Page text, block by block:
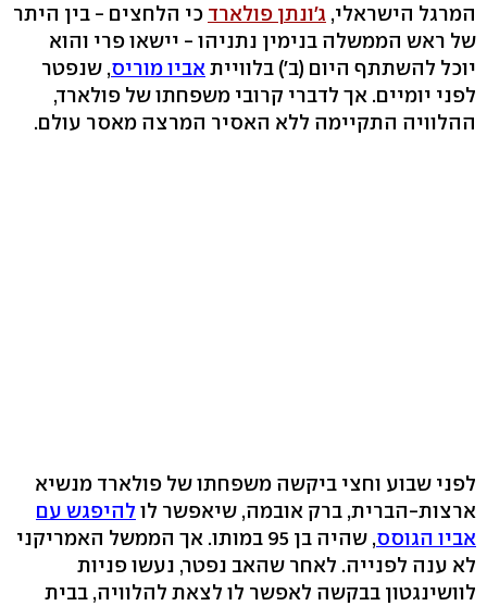
המרגל הישראלי, ג'ונתן פולארד כי הלחצים - בין היתר
של ראש הממשלה בנימין נתניהו - יישאו פרי והוא
יוכל להשתתף היום (ב') בלווייתאביו מוריס, שנפטר
לפני יומיים. אך לדברי קרובי משפחתו של פולארד,
ההלוויה התקיימה ללא האסיר המרצה מאסר עולם.
לפני שבוע וחצי ביקשה משפחתו של פולארד מנשיא
ארצות-הברית, ברק אובמה, שיאפשר לו להיפגש עם
אביו הגוסס
, שהיה בן 95 במותו. אך הממשל האמריקני
לא ענה לפנייה. לאחר שהאב נפטר, נעשו פניות
לוושינגטון בבקשה לאפשר לו לצאת להלוויה, בבית